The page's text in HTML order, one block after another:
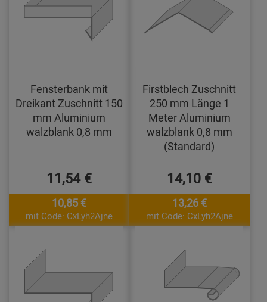
Fensterbank mit
Dreikant Zuschnitt 150
mm Aluminium
walzblank 0,8 mm
11,54 €
10,85 €
mit Code: CxLyh2Ajne
Firstblech Zuschnitt
250 mm Länge 1
Meter Aluminium
walzblank 0,8 mm
(Standard)
14,10 €
13,26 €
mit Code: CxLyh2Ajne